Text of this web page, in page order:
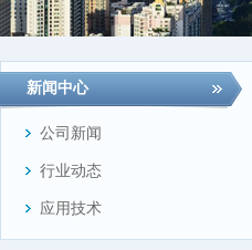
新闻中心
公司新闻
行业动态
应用技术